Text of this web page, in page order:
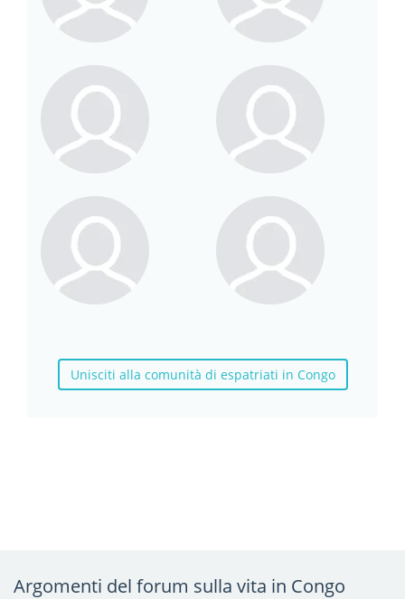
Unisciti alla comunità di espatriati in Congo
Argomenti del forum sulla vita in Congo